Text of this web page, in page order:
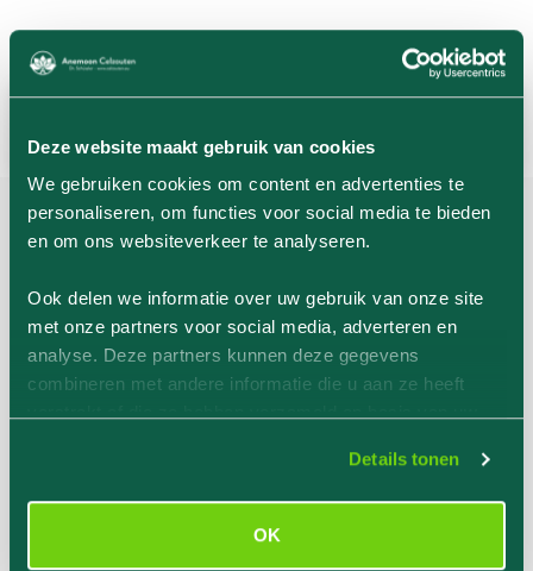
Deze website maakt gebruik van cookies
We gebruiken cookies om content en advertenties te
personaliseren, om functies voor social media te bieden
en om ons websiteverkeer te analyseren.
Ook delen we informatie over uw gebruik van onze site
met onze partners voor social media, adverteren en
analyse. Deze partners kunnen deze gegevens
combineren met andere informatie die u aan ze heeft
Details tonen
OK
× Iemand inTholen, NL
7 uur geleden Geverifieerde aankoop
Gratis verzending
NL+BE
14 dagen retour